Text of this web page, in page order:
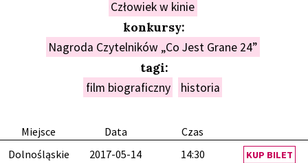
Miejsce Data
Czas
Dolnośląskie
2017-05-14 14:30 KUP BILET
Człowiek w kinie
konkursy:
Nagroda Czytelników „Co Jest Grane 24”
tagi:
film biograficzny historia